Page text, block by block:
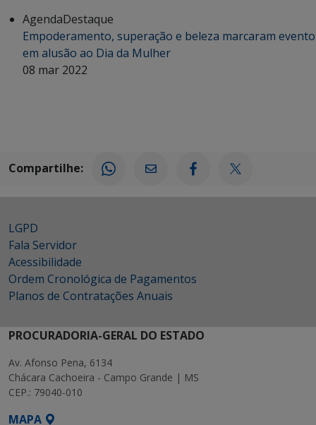
AgendaDestaque
Empoderamento, superação e beleza marcaram evento
em alusão ao Dia da Mulher
08 mar 2022
Compartilhe:
LGPD
Fala Servidor
Acessibilidade
Ordem Cronológica de Pagamentos
Planos de Contratações Anuais
PROCURADORIA-GERAL DO ESTADO
Av. Afonso Pena, 6134
Chácara Cachoeira - Campo Grande | MS
CEP.: 79040-010
MAPA